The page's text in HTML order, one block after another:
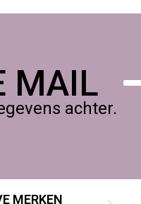
MAIL
achter.
MERKEN